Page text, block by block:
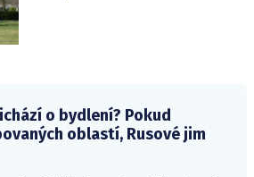
o bydlení? Pokud
oblastí, Rusové jim